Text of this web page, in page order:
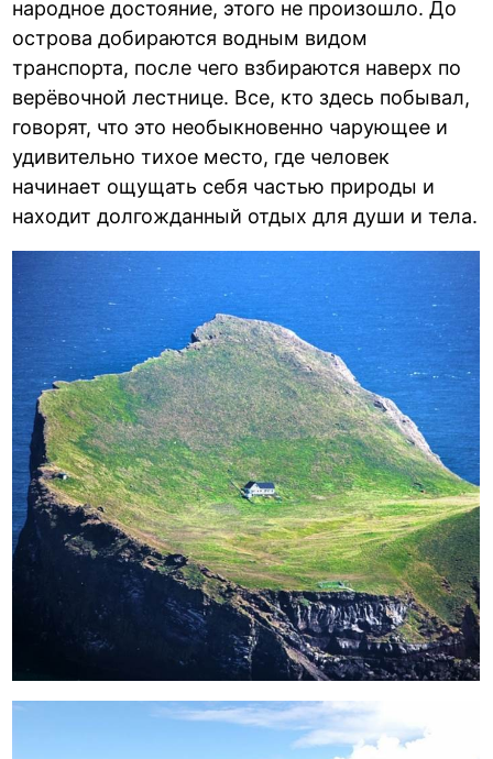
народное достояние, этого не произошло. До
острова добираются водным видом
транспорта, после чего взбираются наверх по
верёвочной лестнице. Все, кто здесь побывал,
говорят, что это необыкновенно чарующее и
удивительно тихое место, где человек
начинает ощущать себя частью природы и
находит долгожданный отдых для души и тела.